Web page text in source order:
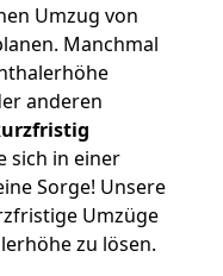
Umzug von
Manchmal
anderen
sich in einer
Sorge! Unsere
Umzüge
zu lösen.